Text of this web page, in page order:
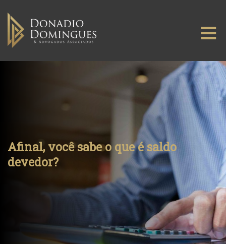
content
Afinal, você sabe o que é saldo
devedor?